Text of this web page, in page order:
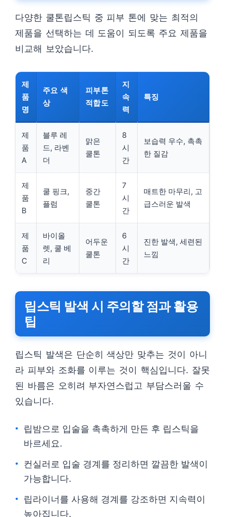
다양한 쿨톤립스틱 중 피부 톤에 맞는 최적의
제품을 선택하는 데 도움이 되도록 주요 제품을
비교해 보았습니다.
제
품
명
주요 색
상
피부톤
적합도
지
속
력
특징
제
품
A
블루 레
드, 라벤
더
맑은
쿨톤
8
시
간
보습력 우수, 촉촉
한 질감
제
품
B
쿨 핑크,
플럼
중간
쿨톤
7
시
간
매트한 마무리, 고
급스러운 발색
제
품
C
바이올
렛, 쿨 베
리
어두운
쿨톤
6
시
간
진한 발색, 세련된
느낌
립스틱 발색 시 주의할 점과 활용
팁
립스틱 발색은 단순히 색상만 맞추는 것이 아니
라 피부와 조화를 이루는 것이 핵심입니다. 잘못
된 바름은 오히려 부자연스럽고 부담스러울 수
있습니다.
립밤으로 입술을 촉촉하게 만든 후 립스틱을
바르세요.
컨실러로 입술 경계를 정리하면 깔끔한 발색이
가능합니다.
립라이너를 사용해 경계를 강조하면 지속력이
높아집니다.